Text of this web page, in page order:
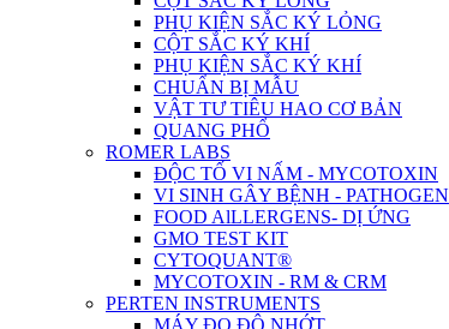
PHỤ KIỆN SẮC KÝ LỎNG
CỘT SẮC KÝ KHÍ
PHỤ KIỆN SẮC KÝ KHÍ
CHUẨN BỊ MẪU
VẬT TƯ TIÊU HAO CƠ BẢN
QUANG PHỔ
ROMER LABS
ĐỘC TỐ VI NẤM - MYCOTOXIN
VI SINH GÂY BỆNH - PATHOGEN
FOOD AlLLERGENS- DỊ ỨNG
GMO TEST KIT
CYTOQUANT®
MYCOTOXIN - RM & CRM
PERTEN INSTRUMENTS
MÁY ĐO ĐỘ NHỚT